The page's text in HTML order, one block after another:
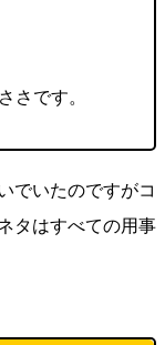
さです。
でいたのですがコ
タはすべての用事